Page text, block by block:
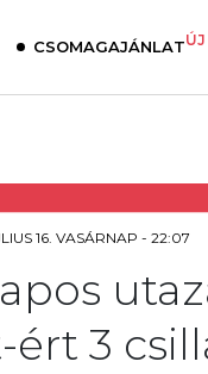
CSOMAGAJÁNLATÚJ
16. VASÁRNAP - 22:07
ért 3